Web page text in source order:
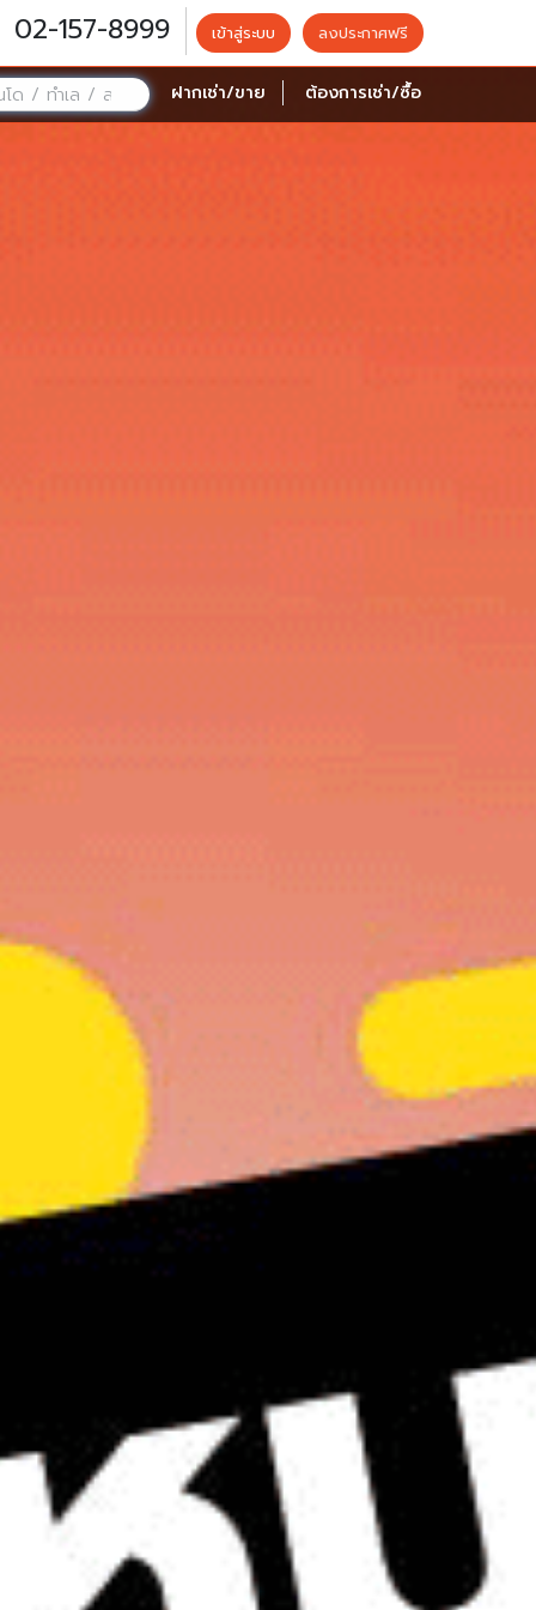
02-157-8999 เข้าสู่ระบบ ลงประกาศฟรี
ฝากเช่า/ขาย ต้องการเช่า/ซื้อ